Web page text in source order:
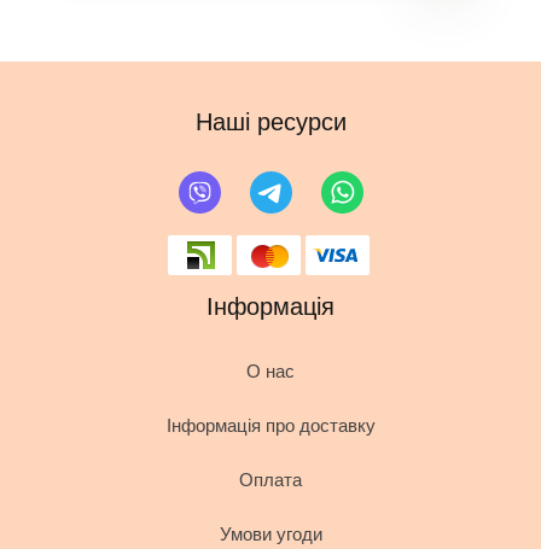
Наші ресурси
Інформація
О нас
Інформація про доставку
Оплата
Умови угоди